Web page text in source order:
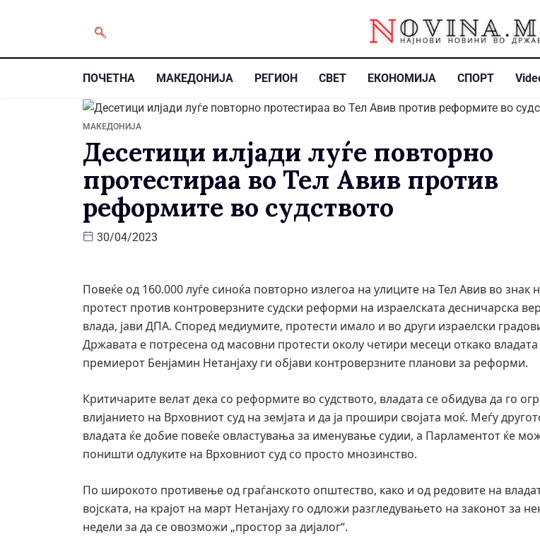
ПОЧЕТНА МАКЕДОНИЈА РЕГИОН СВЕТ ЕКОНОМИЈА СПОРТ
МАКЕДОНИЈА
Десетици илјади луѓе повторно
протестираа во Тел Авив против
реформите во судството
30/04/2023
Повеќе од 160.000 луѓе синоќа повторно излегоа на улиците на Тел Авив во знак
протест против контроверзните судски реформи на израелската десничарска
влада, јави ДПА. Според медиумите, протести имало и во други израелски
Државата е потресена од масовни протести околу четири месеци откако
премиерот Бенјамин Нетанјаху ги објави контроверзните планови за реформи.
Критичарите велат дека со реформите во судството, владата се обидува да го
влијанието на Врховниот суд на земјата и да ја прошири својата моќ. Меѓу
владата ќе добие повеќе овластувања за именување судии, а Парламентот ќе
поништи одлуките на Врховниот суд со просто мнозинство.
По широкото противење од граѓанското општество, како и од редовите на
војската, на крајот на март Нетанјаху го одложи разгледувањето на законот за
недели за да се овозможи „простор за дијалог“.